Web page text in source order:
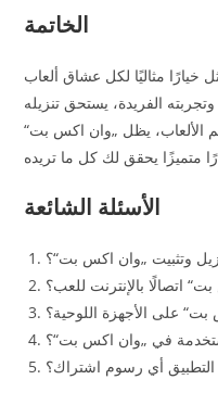
الخاتمة
مثاليًا لكل عشاق ألعاب
الفريدة، يستحق تنزيله
الألعاب، يظل „وان اكس بت“
الأسئلة الشائعة
وتثبيت „وان اكس بت“؟
اتصالًا بالإنترنت للعب؟
على الأجهزة اللوحية؟
في „وان اكس بت“؟
أي رسوم اشتراك؟